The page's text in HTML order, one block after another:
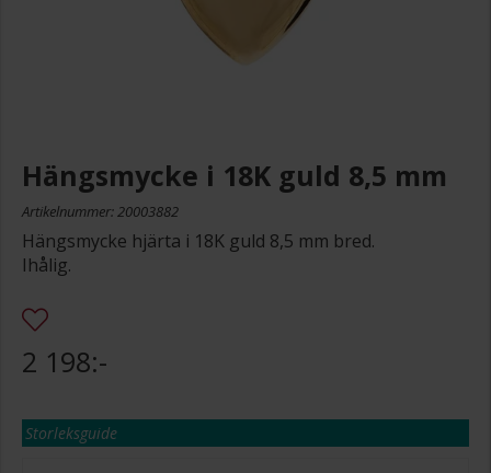
Hängsmycke i 18K guld 8,5 mm
Artikelnummer: 20003882
Hängsmycke hjärta i 18K guld 8,5 mm bred.
Ihålig.
2 198:-
Storleksguide